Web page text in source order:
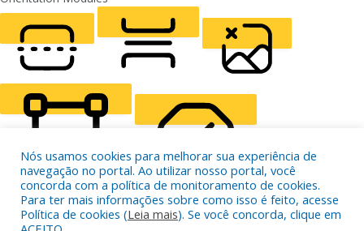
LIGHT CONTRAST HIGH CONTRAST
READING LINE READING MASK HIDE IMAGES
HIGHLIGHT CONTENT STOP ANIMATIONS
Nós usamos cookies para melhorar sua experiência de
navegação no portal. Ao utilizar nosso portal, você
concorda com a política de monitoramento de cookies.
Para ter mais informações sobre como isso é feito, acesse
Política de cookies (Leia mais). Se você concorda, clique em